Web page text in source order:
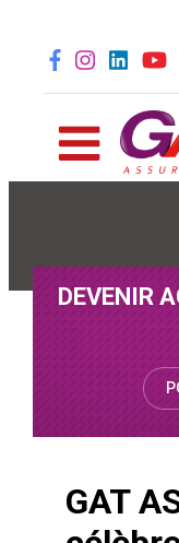
Social
DEVENIR
GAT